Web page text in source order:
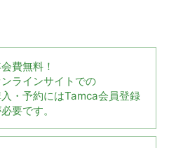
費無料！
ラインサイトでの
・予約にはTamca会員登録
要です。